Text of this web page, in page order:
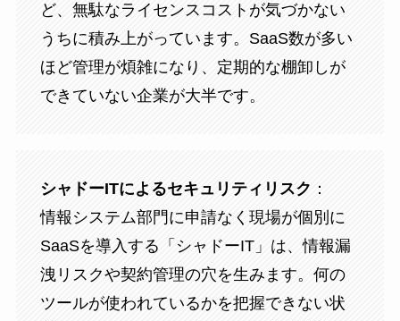
ど、無駄なライセンスコストが気づかない
うちに積み上がっています。SaaS数が多い
ほど管理が煩雑になり、定期的な棚卸しが
できていない企業が大半です。
シャドーITによるセキュリティリスク ：
情報システム部門に申請なく現場が個別に
SaaSを導入する「シャドーIT」は、情報漏
洩リスクや契約管理の穴を生みます。何の
ツールが使われているかを把握できない状